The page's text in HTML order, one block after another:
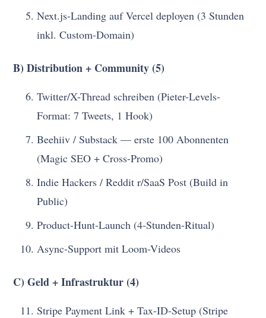
Next.js-Landing auf Vercel deployen (3 Stunden
inkl. Custom-Domain)
B) Distribution + Community (5)
Twitter/X-Thread schreiben (Pieter-Levels-
Format: 7 Tweets, 1 Hook)
Beehiiv / Substack — erste 100 Abonnenten
(Magic SEO + Cross-Promo)
Indie Hackers / Reddit r/SaaS Post (Build in
Public)
Product-Hunt-Launch (4-Stunden-Ritual)
Async-Support mit Loom-Videos
C) Geld + Infrastruktur (4)
Stripe Payment Link + Tax-ID-Setup (Stripe